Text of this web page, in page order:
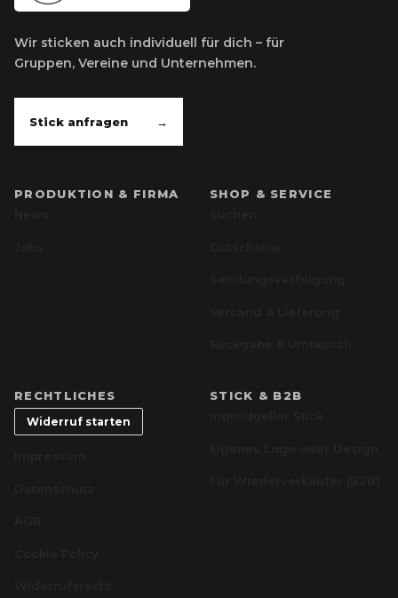
Wir sticken auch individuell für dich – für
Gruppen, Vereine und Unternehmen.
Stick anfragen →
PRODUKTION & FIRMA
SHOP & SERVICE
RECHTLICHES
Widerruf starten
STICK & B2B